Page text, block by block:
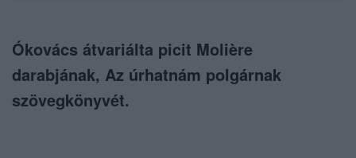
Ókovács átvariálta picit Molière
darabjának, Az úrhatnám polgárnak
szövegkönyvét.